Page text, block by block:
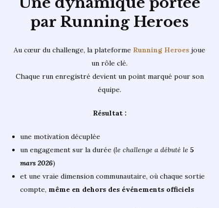
par Running Heroes
Au cœur du challenge, la plateforme Running Heroes joue
un rôle clé.
Chaque run enregistré devient un point marqué pour son
équipe.
Résultat :
une motivation décuplée
un engagement sur la durée (le challenge a débuté le 5
mars 2026)
et une vraie dimension communautaire, où chaque sortie
compte, même en dehors des événements officiels